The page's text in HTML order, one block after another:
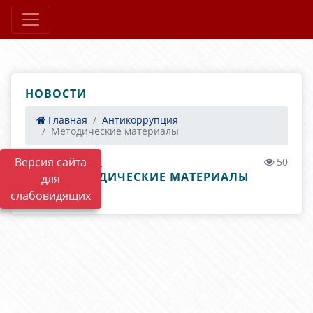
Версия сайта
для
слабовидящих
НОВОСТИ
Главная
Антикоррупция
Методические материалы
28.10.2020 14:21 50
МЕТОДИЧЕСКИЕ МАТЕРИАЛЫ